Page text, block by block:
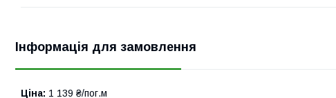
Інформація для замовлення
Ціна: 1 139 ₴/пог.м